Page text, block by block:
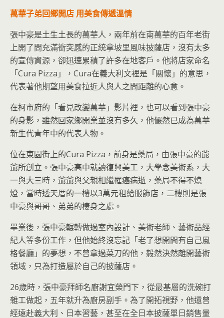
萬華子弟回鄉開店 用美食傳遞溫情
張中豪是土生土長的萬華人，兩年前在南萬華的百年老街
上開了間充滿衝突感的正統拿坡里風味披薩店，沒有太多
的宣傳資源，卻迅速累積了許多在地客戶。他將店家命名
「Cura Pizza」，Cura在義大利文裡是「關懷」的意思，
代表著他期望用美食拉近人與人之間距離的心意。
在柯市府的「看見改變萬華」影片裡，也可以看到張中豪
的身影，雖然回家鄉開業並沒有多久，他儼然已成為萬華
新生代青年中的代表人物。
位在東園街上的Cura Pizza，前身是藥局，由張中豪的爺
爺所創立。張中豪高中就讀復興美工，大學念美術系，大
一與大三時，爺爺與父親相繼罹癌病逝，藥局不得不熄
燈，當時透天厝的一樓以3萬元租給服飾店，二樓則是張
中豪與哥哥、弟弟的棲身之處。
畢業後，張中豪輾轉做過室內設計、美術老師、藝術品經
紀人等多份工作，但他始終沒忘記「老了想開間有自己風
格餐廳」的夢想，不曾拿過菜刀的他，毅然決然離開藝術
領域，只為打造屬於自己的披薩店。
26歲時，張中豪拜師名廚謝宜榮門下，從最基層的洗碗打
雜工做起，五年就升為廚房副手。為了開拓視野，他還曾
經遠赴義大利、日本習藝，甚至在全日本披薩單日銷售量